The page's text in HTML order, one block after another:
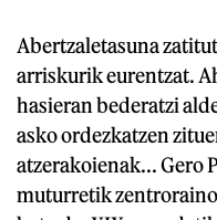
Abertzaletasuna
arriskurik eurentzat.
hasieran bederatzi
asko ordezkatzen
atzerakoienak... Gero
muturretik